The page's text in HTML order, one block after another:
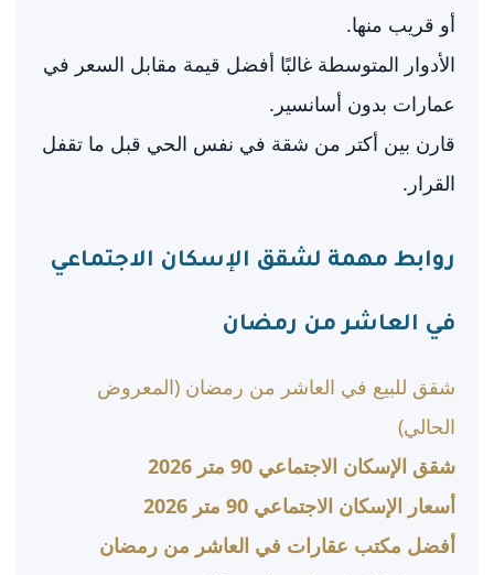
أو قريب منها.
الأدوار المتوسطة غالبًا أفضل قيمة مقابل السعر في
عمارات بدون أسانسير.
قارن بين أكتر من شقة في نفس الحي قبل ما تقفل
القرار.
روابط مهمة لشقق الإسكان الاجتماعي
في العاشر من رمضان
شقق للبيع في العاشر من رمضان (المعروض
الحالي)
شقق الإسكان الاجتماعي 90 متر 2026
أسعار الإسكان الاجتماعي 90 متر 2026
أفضل مكتب عقارات في العاشر من رمضان